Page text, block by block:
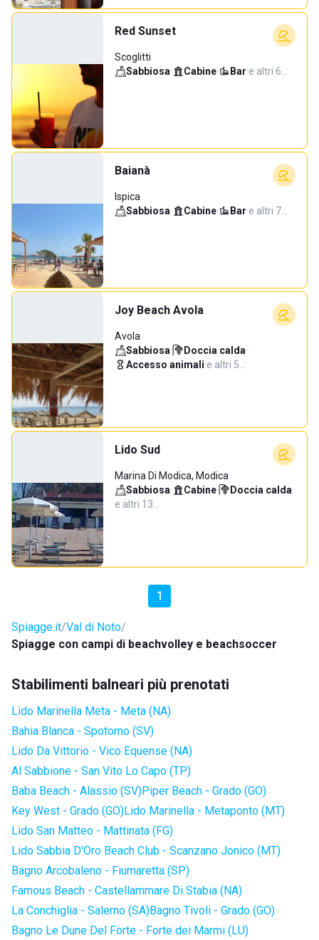
Red Sunset
Scoglitti
Sabbiosa· Cabine· Bar·e altri 6…
Baianà
Ispica
Sabbiosa· Cabine· Bar·e altri 7…
Joy Beach Avola
Avola
Sabbiosa· Doccia calda·
Accesso animali·e altri 5…
Lido Sud
Marina Di Modica, Modica
Sabbiosa· Cabine· Doccia calda·
e altri 13…
1
Spiagge.it Val di Noto
Spiagge con campi di beachvolley e beachsoccer
Stabilimenti balneari più prenotati
Lido Marinella Meta - Meta (NA)
Bahia Blanca - Spotorno (SV)
Lido Da Vittorio - Vico Equense (NA)
Al Sabbione - San Vito Lo Capo (TP)
Baba Beach - Alassio (SV)Piper Beach - Grado (GO)
Key West - Grado (GO)Lido Marinella - Metaponto (MT)
Lido San Matteo - Mattinata (FG)
Lido Sabbia D'Oro Beach Club - Scanzano Jonico (MT)
Bagno Arcobaleno - Fiumaretta (SP)
Famous Beach - Castellammare Di Stabia (NA)
La Conchiglia - Salerno (SA)Bagno Tivoli - Grado (GO)
Bagno Le Dune Del Forte - Forte dei Marmi (LU)